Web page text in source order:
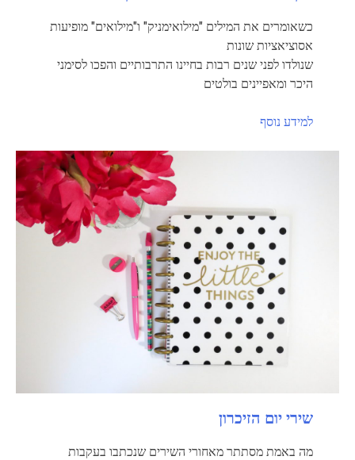
כשאומרים את המילים "מילואימניק" ו"מילואים" מופיעות
אסוציאציות שונות
שנולדו לפני שנים רבות בחיינו התרבותיים והפכו לסימני
היכר ומאפיינים בולטים
למידע נוסף
שירי יום הזיכרון
מה באמת מסתתר מאחורי השירים שנכתבו בעקבות